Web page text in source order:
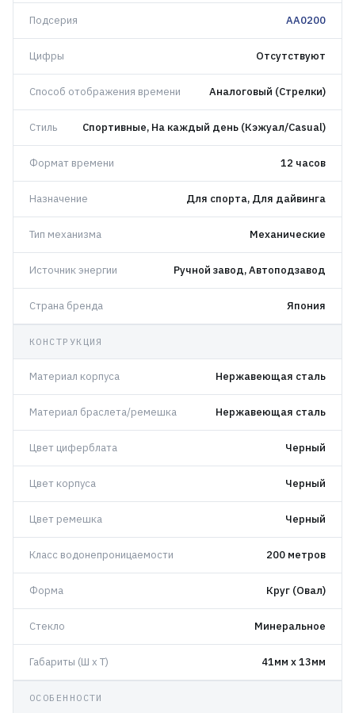
Подсерия AA0200
Цифры Отсутствуют
Способ отображения времени Аналоговый (Стрелки)
Стиль Спортивные, На каждый день (Кэжуал/Casual)
Формат времени 12 часов
Назначение Для спорта, Для дайвинга
Тип механизма Механические
Источник энергии Ручной завод, Автоподзавод
Страна бренда Япония
КОНСТРУКЦИЯ
Материал корпуса Нержавеющая сталь
Материал браслета/ремешка Нержавеющая сталь
Цвет циферблата Черный
Цвет корпуса Черный
Цвет ремешка Черный
Класс водонепроницаемости 200 метров
Форма Круг (Овал)
Стекло Минеральное
Габариты (Ш x Т) 41мм x 13мм
ОСОБЕННОСТИ